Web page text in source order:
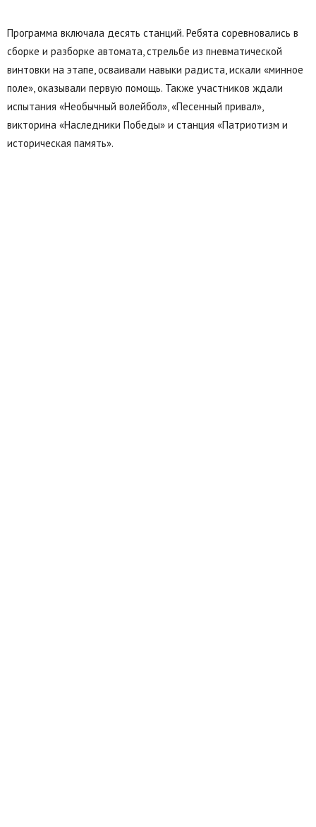
Программа включала десять станций. Ребята соревновались в
сборке и разборке автомата, стрельбе из пневматической
винтовки на этапе, осваивали навыки радиста, искали «минное
поле», оказывали первую помощь. Также участников ждали
испытания «Необычный волейбол», «Песенный привал»,
викторина «Наследники Победы» и станция «Патриотизм и
историческая память».